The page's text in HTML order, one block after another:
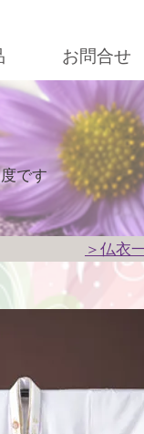
お問合せ
です
＞仏衣